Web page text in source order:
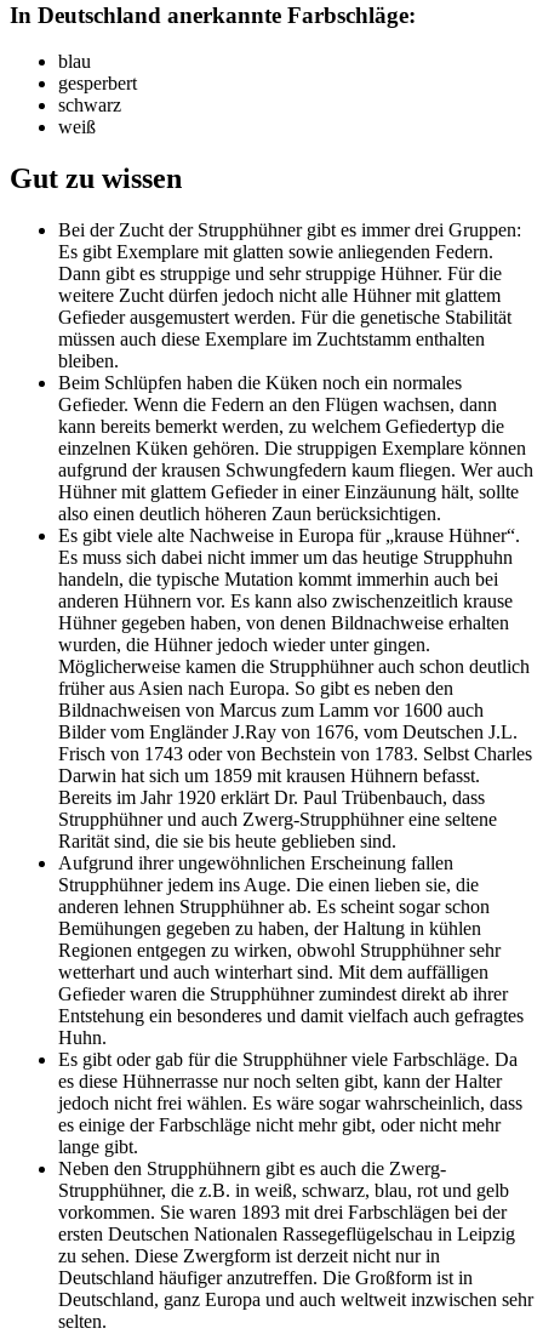
In Deutschland anerkannte Farbschläge:
blau
gesperbert
schwarz
weiß
Gut zu wissen
Bei der Zucht der Strupphühner gibt es immer drei Gruppen:
Es gibt Exemplare mit glatten sowie anliegenden Federn.
Dann gibt es struppige und sehr struppige Hühner. Für die
weitere Zucht dürfen jedoch nicht alle Hühner mit glattem
Gefieder ausgemustert werden. Für die genetische Stabilität
müssen auch diese Exemplare im Zuchtstamm enthalten
bleiben.
Beim Schlüpfen haben die Küken noch ein normales
Gefieder. Wenn die Federn an den Flügen wachsen, dann
kann bereits bemerkt werden, zu welchem Gefiedertyp die
einzelnen Küken gehören. Die struppigen Exemplare können
aufgrund der krausen Schwungfedern kaum fliegen. Wer auch
Hühner mit glattem Gefieder in einer Einzäunung hält, sollte
also einen deutlich höheren Zaun berücksichtigen.
Es gibt viele alte Nachweise in Europa für „krause Hühner“.
Es muss sich dabei nicht immer um das heutige Strupphuhn
handeln, die typische Mutation kommt immerhin auch bei
anderen Hühnern vor. Es kann also zwischenzeitlich krause
Hühner gegeben haben, von denen Bildnachweise erhalten
wurden, die Hühner jedoch wieder unter gingen.
Möglicherweise kamen die Strupphühner auch schon deutlich
früher aus Asien nach Europa. So gibt es neben den
Bildnachweisen von Marcus zum Lamm vor 1600 auch
Bilder vom Engländer J.Ray von 1676, vom Deutschen J.L.
Frisch von 1743 oder von Bechstein von 1783. Selbst Charles
Darwin hat sich um 1859 mit krausen Hühnern befasst.
Bereits im Jahr 1920 erklärt Dr. Paul Trübenbauch, dass
Strupphühner und auch Zwerg-Strupphühner eine seltene
Rarität sind, die sie bis heute geblieben sind.
Aufgrund ihrer ungewöhnlichen Erscheinung fallen
Strupphühner jedem ins Auge. Die einen lieben sie, die
anderen lehnen Strupphühner ab. Es scheint sogar schon
Bemühungen gegeben zu haben, der Haltung in kühlen
Regionen entgegen zu wirken, obwohl Strupphühner sehr
wetterhart und auch winterhart sind. Mit dem auffälligen
Gefieder waren die Strupphühner zumindest direkt ab ihrer
Entstehung ein besonderes und damit vielfach auch gefragtes
Huhn.
Es gibt oder gab für die Strupphühner viele Farbschläge. Da
es diese Hühnerrasse nur noch selten gibt, kann der Halter
jedoch nicht frei wählen. Es wäre sogar wahrscheinlich, dass
es einige der Farbschläge nicht mehr gibt, oder nicht mehr
lange gibt.
Neben den Strupphühnern gibt es auch die Zwerg-
Strupphühner, die z.B. in weiß, schwarz, blau, rot und gelb
vorkommen. Sie waren 1893 mit drei Farbschlägen bei der
ersten Deutschen Nationalen Rassegeflügelschau in Leipzig
zu sehen. Diese Zwergform ist derzeit nicht nur in
Deutschland häufiger anzutreffen. Die Großform ist in
Deutschland, ganz Europa und auch weltweit inzwischen sehr
selten.